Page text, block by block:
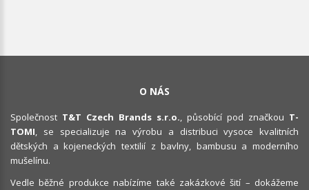
O NÁS
Společnost T&T Czech Brands s.r.o., působící pod značkou T-
TOMI, se specializuje na výrobu a distribuci vysoce kvalitních
dětských a kojeneckých textilií z bavlny, bambusu a moderního
mušelínu.
Vedle běžné produkce nabízíme také zakázkové šití – dokážeme